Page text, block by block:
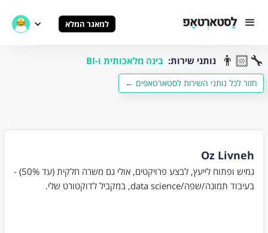
למאגר המלא
בינה מלאכותית ו-BI נותני שירות: 👨🏻‍🔧
← חזור לכל נותני השירות לסטארטאפים
Oz Livneh
גמיש ופתוח לייעץ, לבצע פרויקטים, אולי גם משרה חלקית (עד 50%) -
בעיבוד תמונה/שפה/data science, במקביל לדוקטורט שלי.